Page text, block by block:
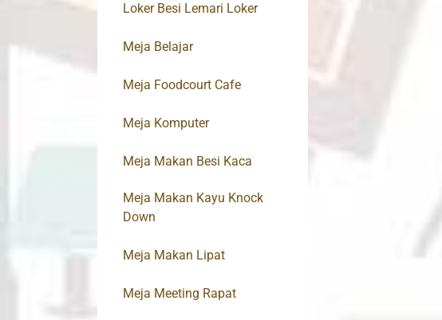
Loker Besi Lemari Loker
Meja Belajar
Meja Foodcourt Cafe
Meja Komputer
Meja Makan Besi Kaca
Meja Makan Kayu Knock
Down
Meja Makan Lipat
Meja Meeting Rapat